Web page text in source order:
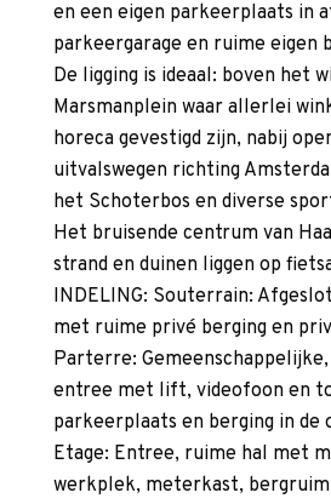
en een eigen parkeerplaats in
parkeergarage en ruime eigen
De ligging is ideaal: boven het
Marsmanplein waar allerlei
horeca gevestigd zijn, nabij
uitvalswegen richting
het Schoterbos en diverse
Het bruisende centrum van
strand en duinen liggen op
INDELING: Souterrain:
met ruime privé berging en
Parterre:
entree met lift, videofoon en
parkeerplaats en berging in de
Etage: Entree, ruime hal met
werkplek, meterkast,